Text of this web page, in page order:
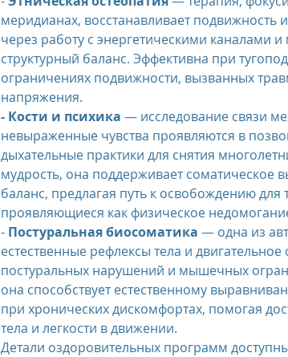
меридианах, восстанавливает
через работу с энергетическими каналами
структурный баланс. Эффективна при
ограничениях подвижности, вызванных
напряжения.
- Кости и психика — исследование связи
невыраженные чувства проявляются в
дыхательные практики для снятия
мудрость, она поддерживает соматическое
баланс, предлагая путь к освобождению для
проявляющиеся как физическое
- Постуральная биосоматика — одна из
естественные рефлексы тела и
постуральных нарушений и мышечных
она способствует естественному
при хронических дискомфортах, помогая
тела и легкости в движении.
Детали оздоровительных программ